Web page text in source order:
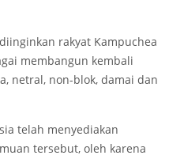
rakyat Kampuchea
membangun kembali
netral, non-blok, damai dan
telah menyediakan
tersebut, oleh karena